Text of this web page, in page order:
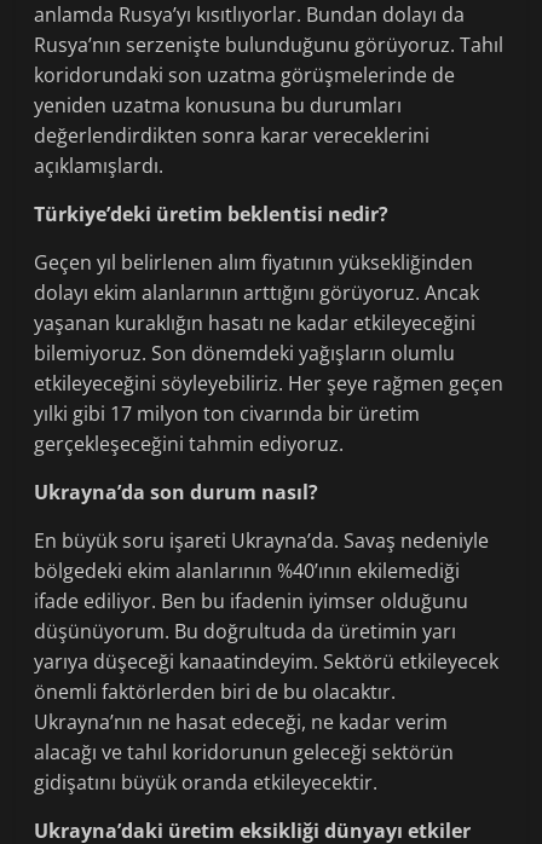
anlamda Rusya’yı kısıtlıyorlar. Bundan dolayı da
Rusya’nın serzenişte bulunduğunu görüyoruz. Tahıl
koridorundaki son uzatma görüşmelerinde de
yeniden uzatma konusuna bu durumları
değerlendirdikten sonra karar vereceklerini
açıklamışlardı.
Türkiye’deki üretim beklentisi nedir?
Geçen yıl belirlenen alım fiyatının yüksekliğinden
dolayı ekim alanlarının arttığını görüyoruz. Ancak
yaşanan kuraklığın hasatı ne kadar etkileyeceğini
bilemiyoruz. Son dönemdeki yağışların olumlu
etkileyeceğini söyleyebiliriz. Her şeye rağmen geçen
yılki gibi 17 milyon ton civarında bir üretim
gerçekleşeceğini tahmin ediyoruz.
Ukrayna’da son durum nasıl?
En büyük soru işareti Ukrayna’da. Savaş nedeniyle
bölgedeki ekim alanlarının %40’ının ekilemediği
ifade ediliyor. Ben bu ifadenin iyimser olduğunu
düşünüyorum. Bu doğrultuda da üretimin yarı
yarıya düşeceği kanaatindeyim. Sektörü etkileyecek
önemli faktörlerden biri de bu olacaktır.
Ukrayna’nın ne hasat edeceği, ne kadar verim
alacağı ve tahıl koridorunun geleceği sektörün
gidişatını büyük oranda etkileyecektir.
Ukrayna’daki üretim eksikliği dünyayı etkiler